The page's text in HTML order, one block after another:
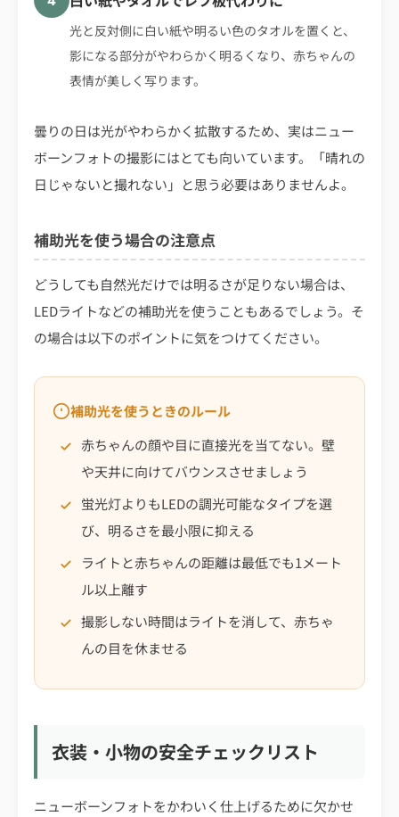
光と反対側に白い紙や明るい色のタオルを置くと、
影になる部分がやわらかく明るくなり、赤ちゃんの
表情が美しく写ります。
曇りの日は光がやわらかく拡散するため、実はニュー
ボーンフォトの撮影にはとても向いています。「晴れの
日じゃないと撮れない」と思う必要はありませんよ。
補助光を使う場合の注意点
どうしても自然光だけでは明るさが足りない場合は、
LEDライトなどの補助光を使うこともあるでしょう。そ
の場合は以下のポイントに気をつけてください。
補助光を使うときのルール
赤ちゃんの顔や目に直接光を当てない。壁
や天井に向けてバウンスさせましょう
蛍光灯よりもLEDの調光可能なタイプを選
び、明るさを最小限に抑える
ライトと赤ちゃんの距離は最低でも1メート
ル以上離す
撮影しない時間はライトを消して、赤ちゃ
んの目を休ませる
衣装・小物の安全チェックリスト
ニューボーンフォトをかわいく仕上げるために欠かせ